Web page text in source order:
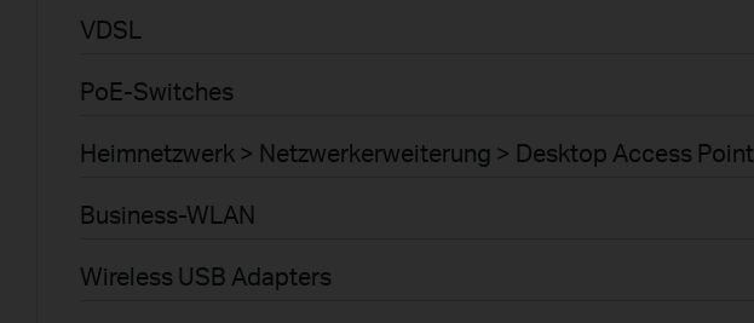
VDSL
PoE-Switches
Heimnetzwerk > Netzwerkerweiterung > Desktop Access Point
Business-WLAN
Wireless USB Adapters